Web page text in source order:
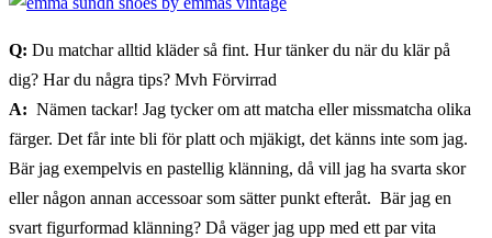
Q: Du matchar alltid kläder så fint. Hur tänker du när du klär på
dig? Har du några tips? Mvh Förvirrad
A: Nämen tackar! Jag tycker om att matcha eller missmatcha olika
färger. Det får inte bli för platt och mjäkigt, det känns inte som jag.
Bär jag exempelvis en pastellig klänning, då vill jag ha svarta skor
eller någon annan accessoar som sätter punkt efteråt. Bär jag en
svart figurformad klänning? Då väger jag upp med ett par vita